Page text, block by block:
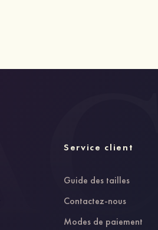
Service client
Guide des tailles
Contactez-nous
Modes de paiement